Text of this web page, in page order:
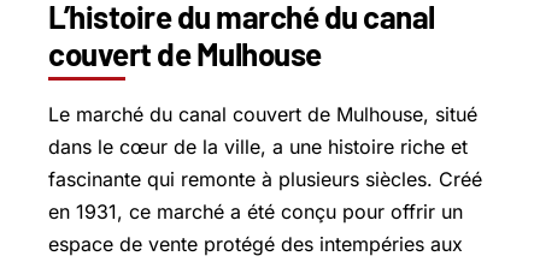
L’histoire du marché du canal
couvert de Mulhouse
Le marché du canal couvert de Mulhouse, situé
dans le cœur de la ville, a une histoire riche et
fascinante qui remonte à plusieurs siècles. Créé
en 1931, ce marché a été conçu pour offrir un
espace de vente protégé des intempéries aux